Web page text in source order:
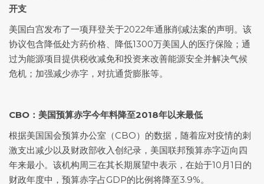
开支
美国白宫发布了一项拜登关于2022年通胀削减法案的声明。该
协议包含降低处方药价格、降低1300万美国人的医疗保险；通
过为能源项目提供税收减免和投资来改善能源安全并解决气候
危机；加强减少赤字，对抗通货膨胀等。
CBO：美国预算赤字今年料降至2018年以来最低
根据美国国会预算办公室（CBO）的数据，随着应对疫情的刺
激支出减少以及财政部收入创纪录，美国联邦预算赤字迈向四
年来最小。该机构周三在其长期展望中表示，在始于10月1日的
财政年度中，预算赤字占GDP的比例将降至3.9%。